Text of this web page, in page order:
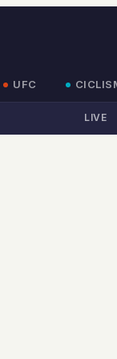
UFC
LIVE